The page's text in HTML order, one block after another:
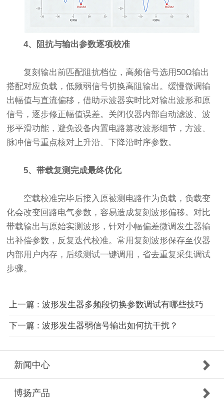
4、阻抗与输出参数逐项校准
复刻输出前匹配阻抗档位，高频信号选用50Ω输出
搭配对应负载，低频弱信号切换高阻输出。缓慢微调输
出幅值与直流偏移，借助示波器实时比对输出波形和原
信号，逐步修正幅值误差。关闭仪器内部自动滤波、波
形平滑功能，避免设备内置电路篡改波形细节，方波、
脉冲信号重点核对上升沿、下降沿时序参数。
5、带载复测完成最终优化
空载校准完毕后接入原被测电路作为负载，负载变
化会改变回路电气参数，容易造成复刻波形偏移。对比
带载输出与原始实测波形，针对小幅偏差微调发生器输
出补偿参数，反复迭代校准。常用复刻波形保存至仪器
内部用户内存，后续测试一键调用，省去重复采集调试
步骤。
上一篇 : 波形发生器多频段切换参数调试有哪些技巧
下一篇 : 波形发生器弱信号输出如何抗干扰？
新闻中心
博扬产品